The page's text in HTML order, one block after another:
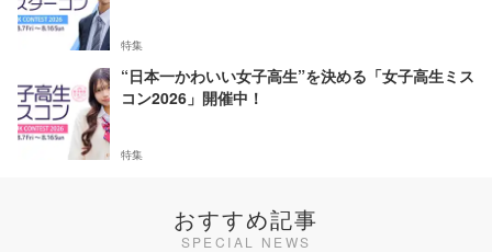
特集
“日本一かわいい女子高生”を決める「女子高生ミス
コン2026」開催中！
特集
おすすめ記事
SPECIAL NEWS